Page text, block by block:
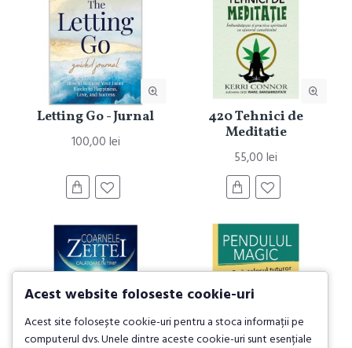
Letting Go - Jurnal
100,00 lei
420 Tehnici de
Meditatie
55,00 lei
Acest website foloseste cookie-uri
Acest site folosește cookie-uri pentru a stoca informații pe
computerul dvs. Unele dintre aceste cookie-uri sunt esențiale